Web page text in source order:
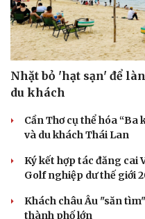
Nhặt bỏ 'hạt sạn' để
du khách
Cần Thơ cụ thể hóa
và du khách Thái Lan
Ký kết hợp tác đăng cai
Golf nghiệp dư thế giới
Khách châu Âu "săn
thành phố lớn